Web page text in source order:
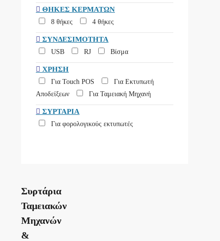
ΘΉΚΕΣ ΚΕΡΜΆΤΩΝ
8 θήκες 4 θήκες
ΣΥΝΔΕΣΙΜΌΤΗΤΑ
USB RJ Βίσμα
ΧΡΉΣΗ
Για Touch POS
Για Εκτυπωτή
Αποδείξεων
Για Ταμειακή Μηχανή
ΣΥΡΤΆΡΙΑ
Για φορολογικούς εκτυπωτές
Συρτάρια
Ταμειακών
Μηχανών
&